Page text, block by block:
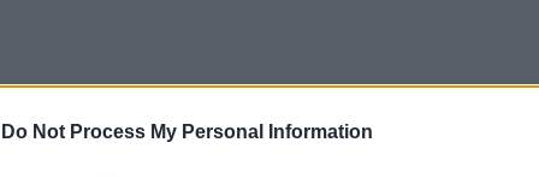
Do Not Process My Personal Information